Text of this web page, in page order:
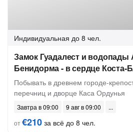
Индивидуальная до 8 чел.
Замок Гуадалест и водопады
Бенидорма - в сердце Коста-
Побывать в древнем городе-
перечниц и дворце Каса Ордунья
Завтра в 09:00
9 авг в 09:00
от€210 за всё до 8 чел.